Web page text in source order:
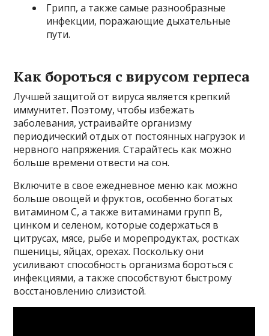
Грипп, а также самые разнообразные
инфекции, поражающие дыхательные
пути.
Как бороться с вирусом герпеса
Лучшей защитой от вируса является крепкий
иммунитет. Поэтому, чтобы избежать
заболевания, устраивайте организму
периодический отдых от постоянных нагрузок и
нервного напряжения. Старайтесь как можно
больше времени отвести на сон.
Включите в свое ежедневное меню как можно
больше овощей и фруктов, особенно богатых
витамином С, а также витаминами групп В,
цинком и селеном, которые содержаться в
цитрусах, мясе, рыбе и морепродуктах, ростках
пшеницы, яйцах, орехах. Поскольку они
усиливают способность организма бороться с
инфекциями, а также способствуют быстрому
восстановлению слизистой.